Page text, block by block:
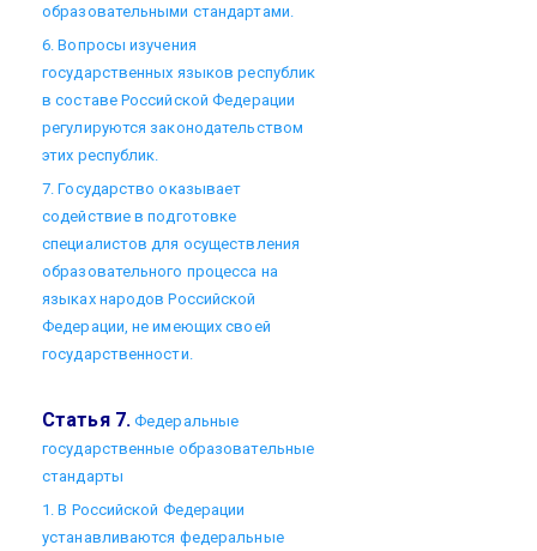
образовательными стандартами.
6. Вопросы изучения
государственных языков республик
в составе Российской Федерации
регулируются законодательством
этих республик.
7. Государство оказывает
содействие в подготовке
специалистов для осуществления
образовательного процесса на
языках народов Российской
Федерации, не имеющих своей
государственности.
Статья 7. Федеральные
государственные образовательные
стандарты
1. В Российской Федерации
устанавливаются федеральные